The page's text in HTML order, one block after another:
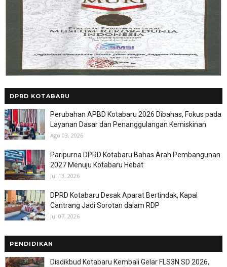
DPRD KOTABARU
Perubahan APBD Kotabaru 2026 Dibahas, Fokus pada
Layanan Dasar dan Penanggulangan Kemiskinan
Ago 03, 2026
Paripurna DPRD Kotabaru Bahas Arah Pembangunan
2027 Menuju Kotabaru Hebat
Jul 13, 2026
DPRD Kotabaru Desak Aparat Bertindak, Kapal
Cantrang Jadi Sorotan dalam RDP
Jul 07, 2026
PENDIDIKAN
Disdikbud Kotabaru Kembali Gelar FLS3N SD 2026,